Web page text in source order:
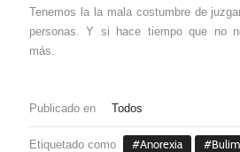
Tenemos la la mala costumbre de
personas. Y si hace tiempo que no
más.
Publicado en Todos
Etiquetado como Anorexia